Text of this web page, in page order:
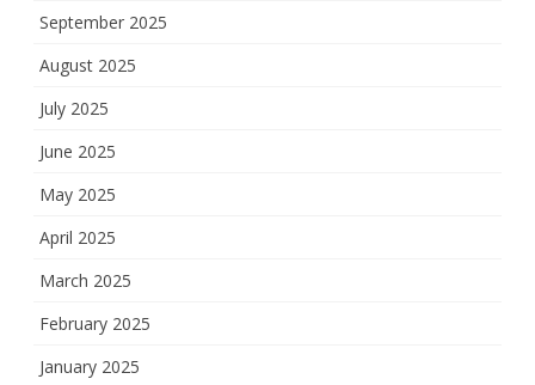
September 2025
August 2025
July 2025
June 2025
May 2025
April 2025
March 2025
February 2025
January 2025